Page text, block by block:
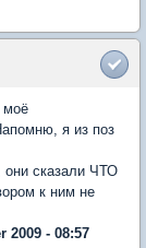
моё
я из поз
они сказали ЧТО
к ним не
2009 - 08:57